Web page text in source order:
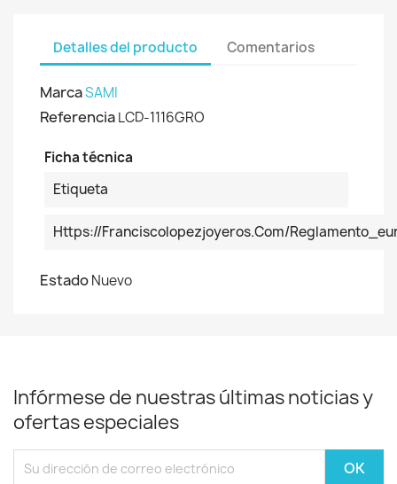
Detalles del producto Comentarios
MarcaSAMI
ReferenciaLCD-1116GRO
Ficha técnica
Etiqueta
Https://franciscolopezjoyeros.com/
EstadoNuevo
Infórmese de nuestras últimas noticias y
ofertas especiales